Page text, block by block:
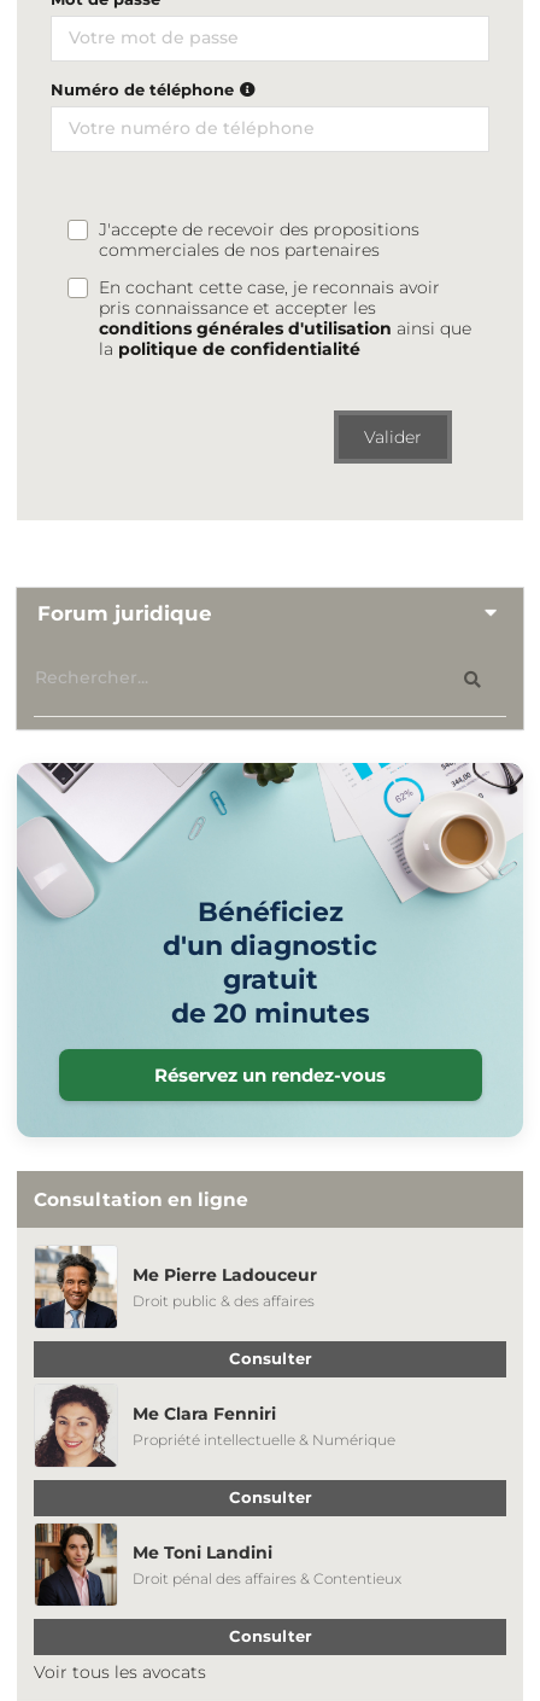
Numéro de téléphone
J'accepte de recevoir des propositions
commerciales de nos partenaires
En cochant cette case, je reconnais avoir
pris connaissance et accepter les
conditions générales d'utilisation ainsi que
la politique de confidentialité
Valider
Forum juridique
Bénéficiez
d'un diagnostic
gratuit
de 20 minutes
Réservez un rendez-vous
Consultation en ligne
Me Pierre Ladouceur
Droit public & des affaires
Consulter
Me Clara Fenniri
Propriété intellectuelle & Numérique
Consulter
Me Toni Landini
Droit pénal des affaires & Contentieux
Consulter
Voir tous les avocats